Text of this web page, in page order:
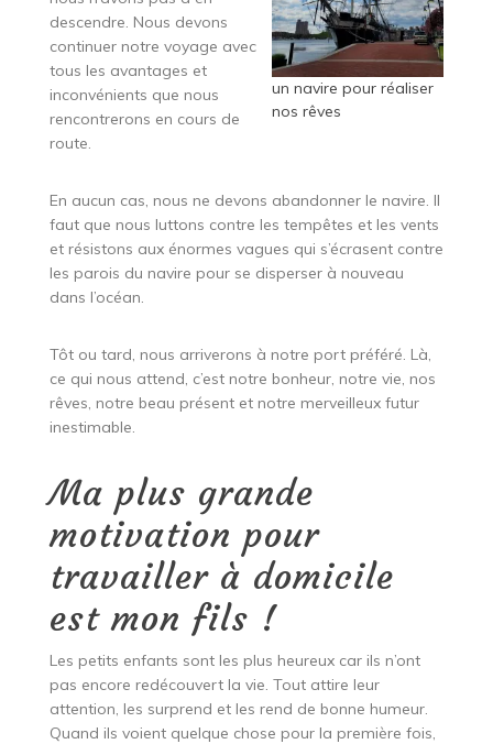
un navire pour réaliser
nos rêves
descendre. Nous devons
continuer notre voyage avec
tous les avantages et
inconvénients que nous
rencontrerons en cours de
route.
En aucun cas, nous ne devons abandonner le navire. Il
faut que nous luttons contre les tempêtes et les vents
et résistons aux énormes vagues qui s’écrasent contre
les parois du navire pour se disperser à nouveau
dans l’océan.
Tôt ou tard, nous arriverons à notre port préféré. Là,
ce qui nous attend, c’est notre bonheur, notre vie, nos
rêves, notre beau présent et notre merveilleux futur
inestimable.
Ma plus grande
motivation pour
travailler à domicile
est mon fils !
Les petits enfants sont les plus heureux car ils n’ont
pas encore redécouvert la vie. Tout attire leur
attention, les surprend et les rend de bonne humeur.
Quand ils voient quelque chose pour la première fois,